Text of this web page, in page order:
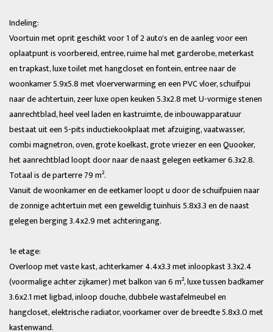
Indeling:
Voortuin met oprit geschikt voor 1 of 2 auto's en de aanleg voor een
oplaatpunt is voorbereid, entree, ruime hal met garderobe, meterkast
en trapkast, luxe toilet met hangcloset en fontein, entree naar de
woonkamer 5.9x5.8 met vloerverwarming en een PVC vloer, schuifpui
naar de achtertuin, zeer luxe open keuken 5.3x2.8 met U-vormige stenen
aanrechtblad, heel veel laden en kastruimte, de inbouwapparatuur
bestaat uit een 5-pits inductiekookplaat met afzuiging, vaatwasser,
combi magnetron, oven, grote koelkast, grote vriezer en een Quooker,
het aanrechtblad loopt door naar de naast gelegen eetkamer 6.3x2.8.
Totaal is de parterre 79 m².
Vanuit de woonkamer en de eetkamer loopt u door de schuifpuien naar
de zonnige achtertuin met een geweldig tuinhuis 5.8x3.3 en de naast
gelegen berging 3.4x2.9 met achteringang.
1e etage:
Overloop met vaste kast, achterkamer 4.4x3.3 met inloopkast 3.3x2.4
(voormalige achter zijkamer) met balkon van 6 m², luxe tussen badkamer
3.6x2.1 met ligbad, inloop douche, dubbele wastafelmeubel en
hangcloset, elektrische radiator, voorkamer over de breedte 5.8x3.0 met
kastenwand.